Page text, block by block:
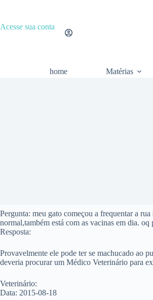
o
conteúdo
Acesse sua conta
home Matérias
Pergunta: meu gato começou a frequentar a
normal,também está com as vacinas em dia. oq
Resposta:
Provavelmente ele pode ter se machucado ao
deveria procurar um Médico Veterinário para
Veterinário:
Data: 2015-08-18